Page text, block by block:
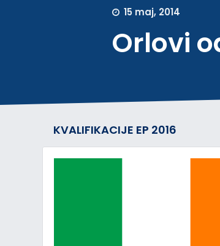
15 maj, 2014
Orlovi
KVALIFIKACIJE EP 2016